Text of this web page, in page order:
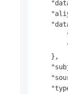
    },